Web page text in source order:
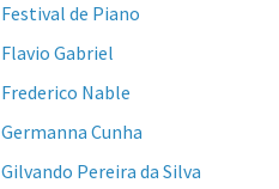
Festival de Piano
Flavio Gabriel
Frederico Nable
Germanna Cunha
Gilvando Pereira da Silva